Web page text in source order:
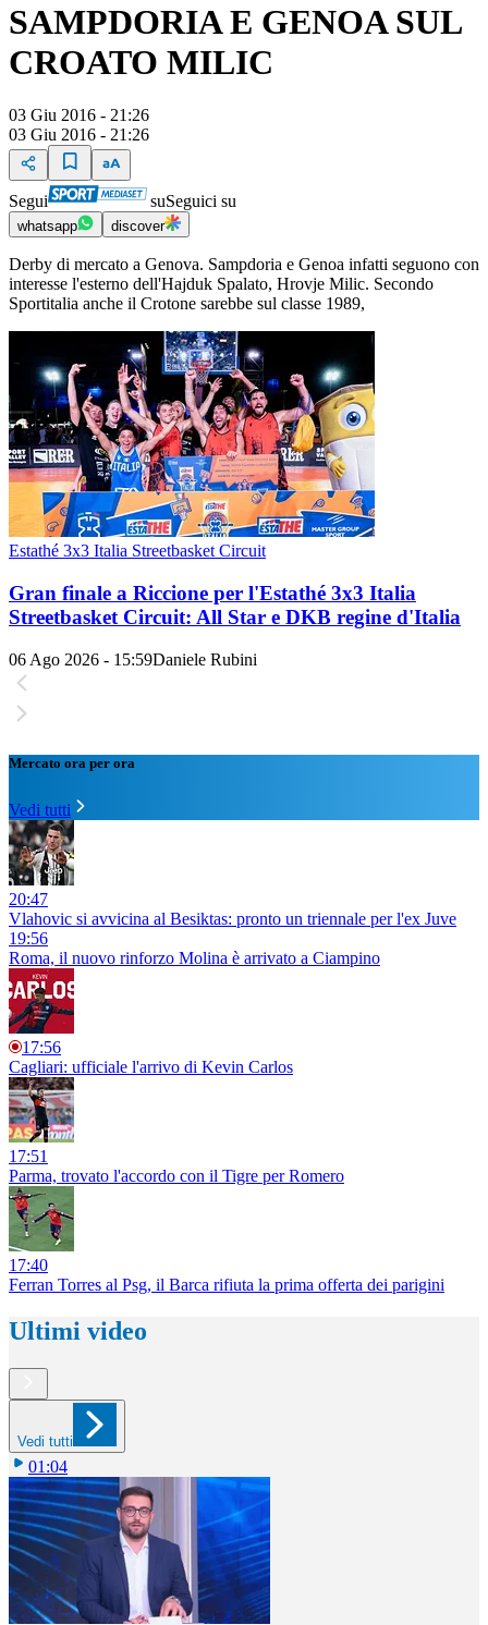
SAMPDORIA E GENOA SUL
CROATO MILIC
03 Giu 2016 - 21:26
03 Giu 2016 - 21:26
Segui suSeguici su
whatsapp discover
Derby di mercato a Genova. Sampdoria e Genoa infatti seguono con
interesse l'esterno dell'Hajduk Spalato, Hrovje Milic. Secondo
Sportitalia anche il Crotone sarebbe sul classe 1989,
Estathé 3x3 Italia Streetbasket Circuit
Gran finale a Riccione per l'Estathé 3x3 Italia
Streetbasket Circuit: All Star e DKB regine d'Italia
06 Ago 2026 - 15:59Daniele Rubini
Mercato ora per ora
Vedi tutti
20:47
Vlahovic si avvicina al Besiktas: pronto un triennale per l'ex Juve
19:56
Roma, il nuovo rinforzo Molina è arrivato a Ciampino
17:56
Cagliari: ufficiale l'arrivo di Kevin Carlos
17:51
Parma, trovato l'accordo con il Tigre per Romero
17:40
Ferran Torres al Psg, il Barca rifiuta la prima offerta dei parigini
Ultimi video
Vedi tutti
01:04